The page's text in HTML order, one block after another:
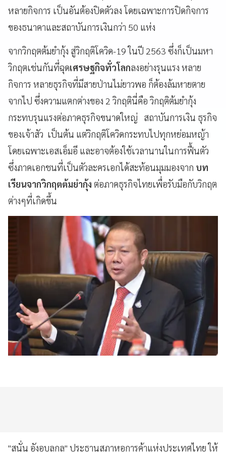
หลายกิจการ เป็นอันต้องปิดตัวลง โดยเฉพาะการปิดกิจการ
ของธนาคาและสถาบันการเงินกว่า 50 แห่ง
จากวิกฤตต้มยำกุ้ง สู่วิกฤติโควิด-19 ในปี 2563 ซึ่งก็เป็นมหา
วิกฤตเช่นกันที่ฉุดเศรษฐกิจทั่วโลกลงอย่างรุนแรง หลาย
กิจการ หลายธุรกิจที่มีสายป่านไม่ยาวพอ ก็ต้องล้มหายตาย
จากไป ซึ่งความแตกต่างของ 2 วิกฤตินี่คือ วิกฤติต้มยำกุ้ง
กระทบรุนแรงต่อภาคธุรกิจขนาดใหญ่ สถาบันการเงิน ธุรกิจ
ของเจ้าสัว เป็นต้น แต่วิกฤติโควิดกระทบไปทุกหย่อมหญ้า
โดยเฉพาะเอสเอ็มอี และอาจต้องใช้เวลานานในการฟื้นตัว
ซึ่งภาคเอกชนที่เป็นตัวละครเอกได้สะท้อนมุมมองจาก บท
เรียนจากวิกฤตต้มยำกุ้ง ต่อภาคธุรกิจไทยเพื่อรับมือกับวิกฤต
ต่างๆที่เกิดขึ้น
"สนั่น อังอุบลกุล" ประธานสภาหอการค้าแห่งประเทศไทย ให้